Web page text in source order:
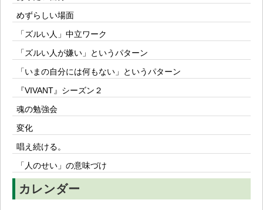
めずらしい場面
「ズルい人」中立ワーク
「ズルい人が嫌い」というパターン
「いまの自分には何もない」というパターン
『VIVANT』シーズン２
魂の勉強会
変化
唱え続ける。
「人のせい」の意味づけ
カレンダー